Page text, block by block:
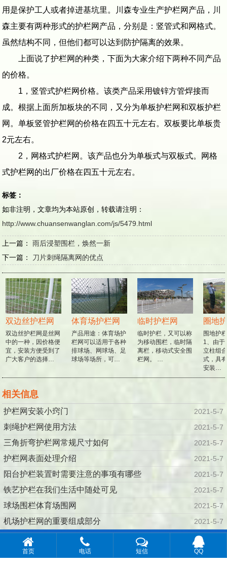
用是保护工人或者掉进基坑里。川森专业生产护栏网产品，川
森主要有两种形式的护栏网产品，分别是：竖管式和网格式。
虽然结构不同，但他们都可以达到防护隔离的效果。
上面说了护栏网的种类，下面为大家介绍下两种不同产品
的价格。
1，竖管式护栏网价格。该类产品采用镀锌方管焊接而
成。根据上面所加板块的不同，又分为单板护栏网和双板护栏
网。单板竖管护栏网的价格在四五十元左右。双板要比单板贵
2元左右。
2，网格式护栏网。该产品也分为单板式与双板式。网格
式护栏网的出厂价格在四五十元左右。
标签：
如非注明，文章均为本站原创，转载请注明：
http://www.chuansenwanglan.com/js/5479.html
上一篇：雨后浸塑围栏，焕然一新
下一篇： 刀片刺绳隔离网的优点
双边丝护栏网
双边丝护栏网是丝网
中的一种，因价格便
宜，安装方便受到了
广大客户的选择…
体育场护栏网
产品用途：体育场护
栏网可以适用于各种
排球场、网球场、足
球场等场所，可…
临时护栏网
临时护栏，又可以称
为移动围栏，临时隔
离栏，移动式安全围
栏网。 …
圈地
围地护
1、由于
立柱组
式，具
安装…
相关信息
护栏网安装小窍门 2021-5-7
刺绳护栏网使用方法 2021-5-7
三角折弯护栏网常规尺寸如何 2021-5-7
护栏网表面处理介绍 2021-5-7
阳台护栏装置时需要注意的事项有哪些 2021-5-7
铁艺护栏在我们生活中随处可见 2021-5-7
球场围栏体育场围网 2021-5-7
机场护栏网的重要组成部分 2021-5-7
© 2016-2019 安平县川森丝网制品有限公司 · 版权所有
百度地
首页 电话 短信 QQ